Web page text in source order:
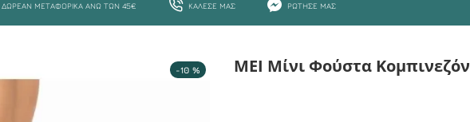
ΔΩΡΕΆΝ ΜΕΤΑΦΟΡΙΚΆ ΆΝΩ ΤΩΝ 45€ ΚΆΛΕΣΕ ΜΑΣ ΡΏΤΗΣΕ ΜΑΣ
-10 % ΜΕΙ Μίνι Φούστα Κομπινεζόν